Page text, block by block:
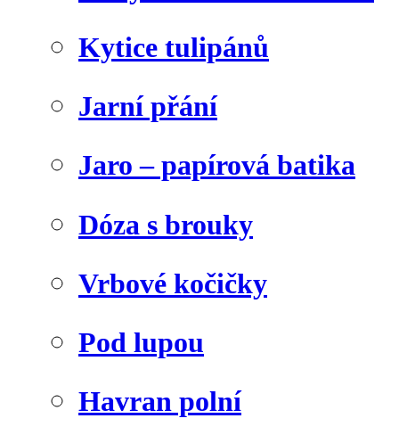
Kytice tulipánů
Jarní přání
Jaro – papírová batika
Dóza s brouky
Vrbové kočičky
Pod lupou
Havran polní